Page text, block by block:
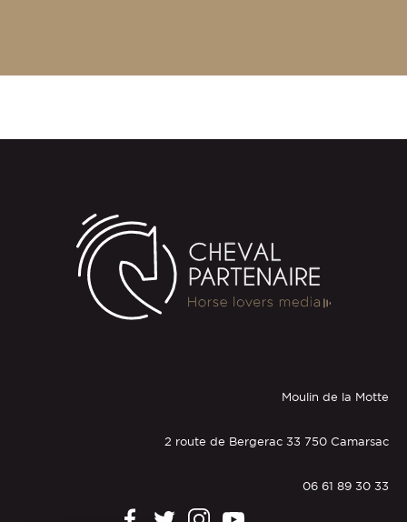
Moulin de la Motte
2 route de Bergerac 33 750 Camarsac
06 61 89 30 33